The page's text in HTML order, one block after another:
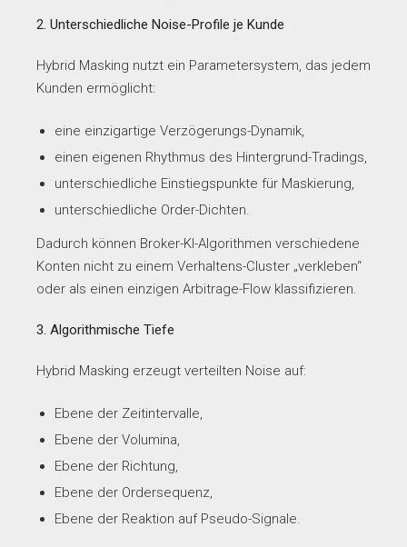
2. Unterschiedliche Noise-Profile je Kunde
Hybrid Masking nutzt ein Parametersystem, das jedem
Kunden ermöglicht:
eine einzigartige Verzögerungs-Dynamik,
einen eigenen Rhythmus des Hintergrund-Tradings,
unterschiedliche Einstiegspunkte für Maskierung,
unterschiedliche Order-Dichten.
Dadurch können Broker-KI-Algorithmen verschiedene
Konten nicht zu einem Verhaltens-Cluster „verkleben“
oder als einen einzigen Arbitrage-Flow klassifizieren.
3. Algorithmische Tiefe
Hybrid Masking erzeugt verteilten Noise auf:
Ebene der Zeitintervalle,
Ebene der Volumina,
Ebene der Richtung,
Ebene der Ordersequenz,
Ebene der Reaktion auf Pseudo-Signale.